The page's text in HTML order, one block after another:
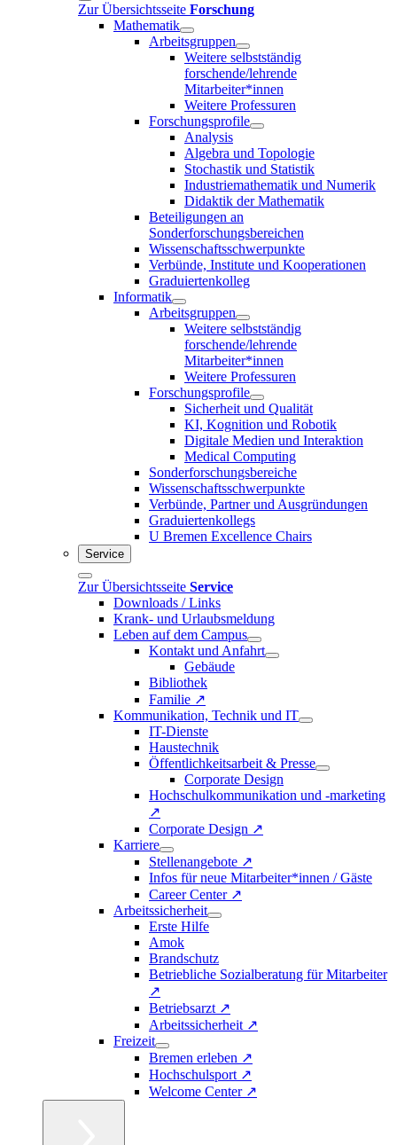
Zur Übersichtsseite Forschung
Mathematik
Arbeitsgruppen
Weitere selbstständig
forschende/lehrende
Mitarbeiter*innen
Weitere Professuren
Forschungsprofile
Analysis
Algebra und Topologie
Stochastik und Statistik
Industriemathematik und Numerik
Didaktik der Mathematik
Beteiligungen an
Sonderforschungsbereichen
Wissenschaftsschwerpunkte
Verbünde, Institute und Kooperationen
Graduiertenkolleg
Informatik
Arbeitsgruppen
Weitere selbstständig
forschende/lehrende
Mitarbeiter*innen
Weitere Professuren
Forschungsprofile
Sicherheit und Qualität
KI, Kognition und Robotik
Digitale Medien und Interaktion
Medical Computing
Sonderforschungsbereiche
Wissenschaftsschwerpunkte
Verbünde, Partner und Ausgründungen
Graduiertenkollegs
U Bremen Excellence Chairs
Service
Zur Übersichtsseite Service
Downloads / Links
Krank- und Urlaubsmeldung
Leben auf dem Campus
Kontakt und Anfahrt
Gebäude
Bibliothek
Familie ↗
Kommunikation, Technik und IT
IT-Dienste
Haustechnik
Öffentlichkeitsarbeit & Presse
Corporate Design
Hochschulkommunikation und -marketing
↗
Corporate Design ↗
Karriere
Stellenangebote ↗
Infos für neue Mitarbeiter*innen / Gäste
Career Center ↗
Arbeitssicherheit
Erste Hilfe
Amok
Brandschutz
Betriebliche Sozialberatung für Mitarbeiter
↗
Betriebsarzt ↗
Arbeitssicherheit ↗
Freizeit
Bremen erleben ↗
Hochschulsport ↗
Welcome Center ↗